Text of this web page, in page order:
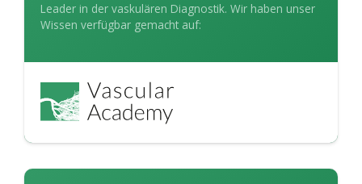
Leader in der vaskulären Diagnostik. Wir haben unser
Wissen verfügbar gemacht auf: